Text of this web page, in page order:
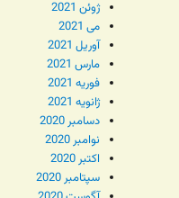
ژوئن 2021
می 2021
آوریل 2021
مارس 2021
فوریه 2021
ژانویه 2021
دسامبر 2020
نوامبر 2020
اکتبر 2020
سپتامبر 2020